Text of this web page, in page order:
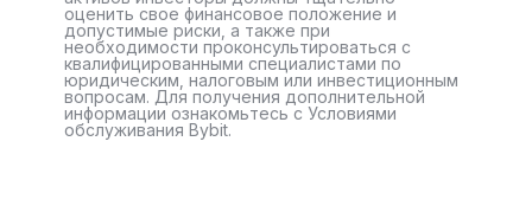
оценить свое финансовое положение и
допустимые риски, а также при
необходимости проконсультироваться с
квалифицированными специалистами по
юридическим, налоговым или инвестиционным
вопросам. Для получения дополнительной
информации ознакомьтесь с Условиями
обслуживания Bybit.